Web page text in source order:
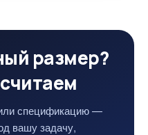
размер?
спецификацию —
вашу задачу,